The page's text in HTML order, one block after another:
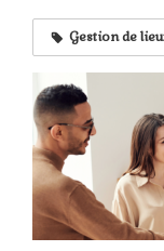
Gestion de